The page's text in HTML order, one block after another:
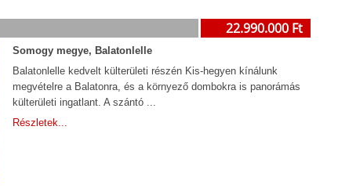
22.990.000 Ft
Somogy megye, Balatonlelle
Balatonlelle kedvelt külterületi részén Kis-hegyen kínálunk
megvételre a Balatonra, és a környező dombokra is panorámás
külterületi ingatlant. A szántó ...
Részletek...